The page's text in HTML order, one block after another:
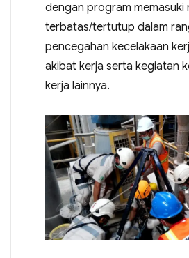
dengan program memasuki
terbatas/tertutup dalam
pencegahan kecelakaan
akibat kerja serta kegiatan
kerja lainnya.